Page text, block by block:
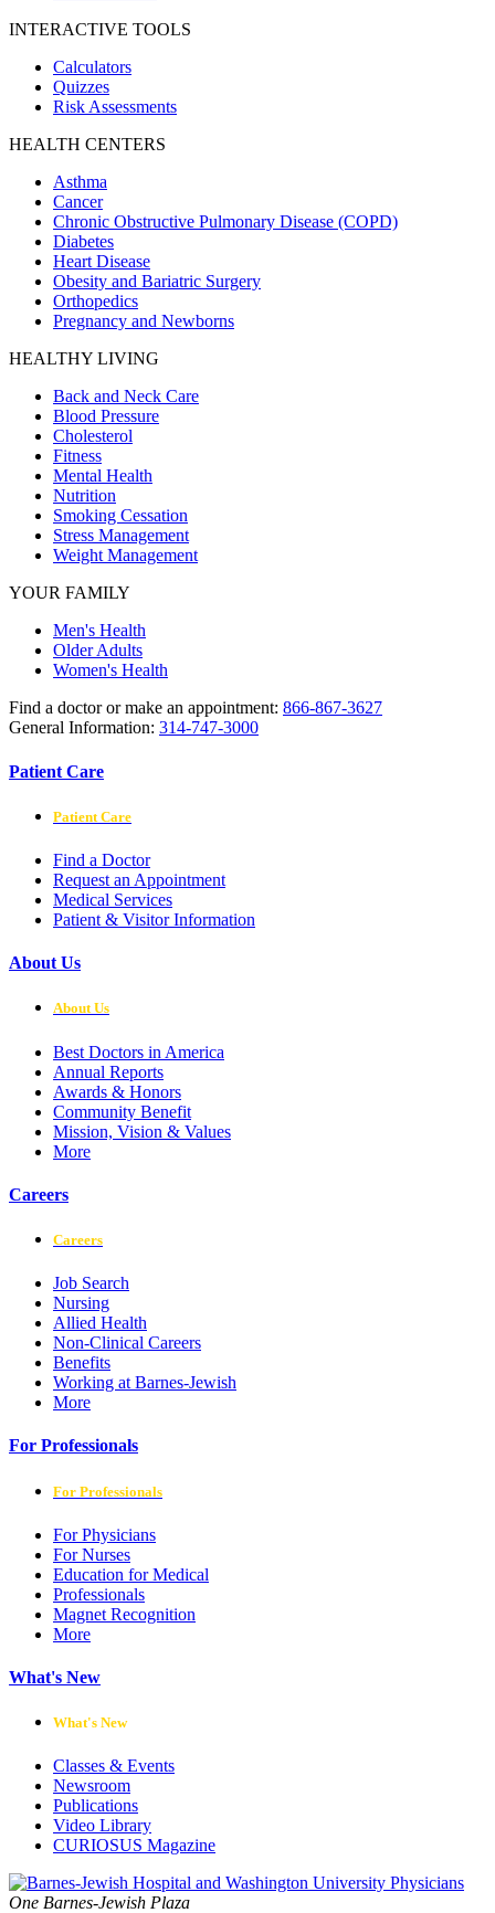
INTERACTIVE TOOLS
Calculators
Quizzes
Risk Assessments
HEALTH CENTERS
Asthma
Cancer
Chronic Obstructive Pulmonary Disease (COPD)
Diabetes
Heart Disease
Obesity and Bariatric Surgery
Orthopedics
Pregnancy and Newborns
HEALTHY LIVING
Back and Neck Care
Blood Pressure
Cholesterol
Fitness
Mental Health
Nutrition
Smoking Cessation
Stress Management
Weight Management
YOUR FAMILY
Men's Health
Older Adults
Women's Health
Find a doctor or make an appointment: 866-867-3627
General Information: 314-747-3000
Patient Care
Patient Care
Find a Doctor
Request an Appointment
Medical Services
Patient & Visitor Information
About Us
About Us
Best Doctors in America
Annual Reports
Awards & Honors
Community Benefit
Mission, Vision & Values
More
Careers
Careers
Job Search
Nursing
Allied Health
Non-Clinical Careers
Benefits
Working at Barnes-Jewish
More
For Professionals
For Professionals
For Physicians
For Nurses
Education for Medical
Professionals
Magnet Recognition
More
What's New
What's New
Classes & Events
Newsroom
Publications
Video Library
CURIOSUS Magazine
One Barnes-Jewish Plaza